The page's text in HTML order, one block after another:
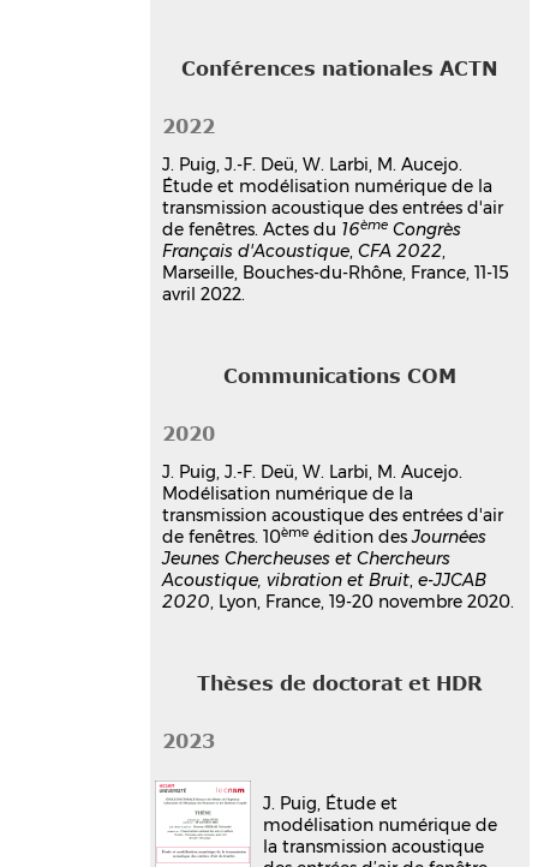
11ème Journées Jeunes Chercheuses et
Chercheurs Acoustique, vibrations et
Compiègne, France
Poster hal-04050184v1
Conférences nationales ACTN
2022
J. Puig, J.-F. Deü, W. Larbi, M. Aucejo.
Étude et modélisation numérique de la
transmission acoustique des entrées d'air
de fenêtres. Actes du 16ème Congrès
Français d'Acoustique,CFA 2022,
Marseille, Bouches-du-Rhône, France, 11-15
avril 2022.
Communications COM
2020
J. Puig, J.-F. Deü, W. Larbi, M. Aucejo.
Modélisation numérique de la
transmission acoustique des entrées d'air
de fenêtres. 10ème édition desJournées
Jeunes Chercheuses et Chercheurs
Acoustique, vibration et Bruit,e-JJCAB
2020, Lyon, France, 19-20 novembre 2020.
Thèses de doctorat et HDR
2023
J. Puig, Étude et
modélisation numérique de
la transmission acoustique